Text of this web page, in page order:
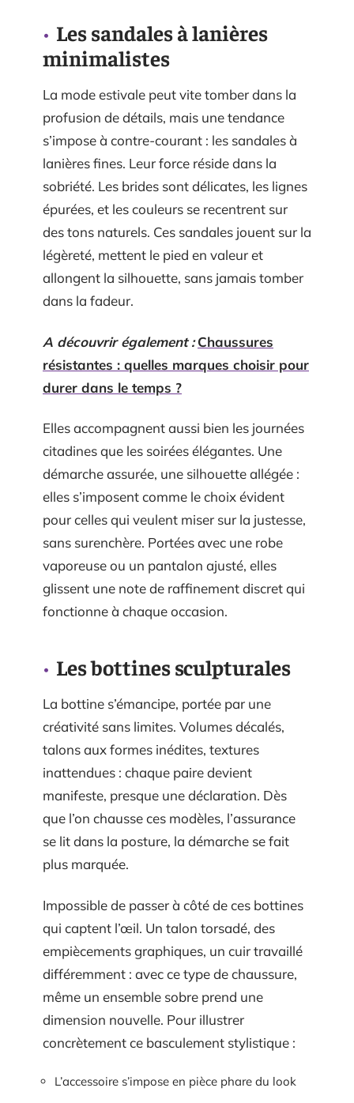
Les sandales à lanières
minimalistes
La mode estivale peut vite tomber dans la
profusion de détails, mais une tendance
s’impose à contre-courant : les sandales à
lanières fines. Leur force réside dans la
sobriété. Les brides sont délicates, les lignes
épurées, et les couleurs se recentrent sur
des tons naturels. Ces sandales jouent sur la
légèreté, mettent le pied en valeur et
allongent la silhouette, sans jamais tomber
dans la fadeur.
A découvrir également : Chaussures
résistantes : quelles marques choisir pour
durer dans le temps ?
Elles accompagnent aussi bien les journées
citadines que les soirées élégantes. Une
démarche assurée, une silhouette allégée :
elles s’imposent comme le choix évident
pour celles qui veulent miser sur la justesse,
sans surenchère. Portées avec une robe
vaporeuse ou un pantalon ajusté, elles
glissent une note de raffinement discret qui
fonctionne à chaque occasion.
Les bottines sculpturales
La bottine s’émancipe, portée par une
créativité sans limites. Volumes décalés,
talons aux formes inédites, textures
inattendues : chaque paire devient
manifeste, presque une déclaration. Dès
que l’on chausse ces modèles, l’assurance
se lit dans la posture, la démarche se fait
plus marquée.
Impossible de passer à côté de ces bottines
qui captent l’œil. Un talon torsadé, des
empiècements graphiques, un cuir travaillé
différemment : avec ce type de chaussure,
même un ensemble sobre prend une
dimension nouvelle. Pour illustrer
concrètement ce basculement stylistique :
L’accessoire s’impose en pièce phare du look